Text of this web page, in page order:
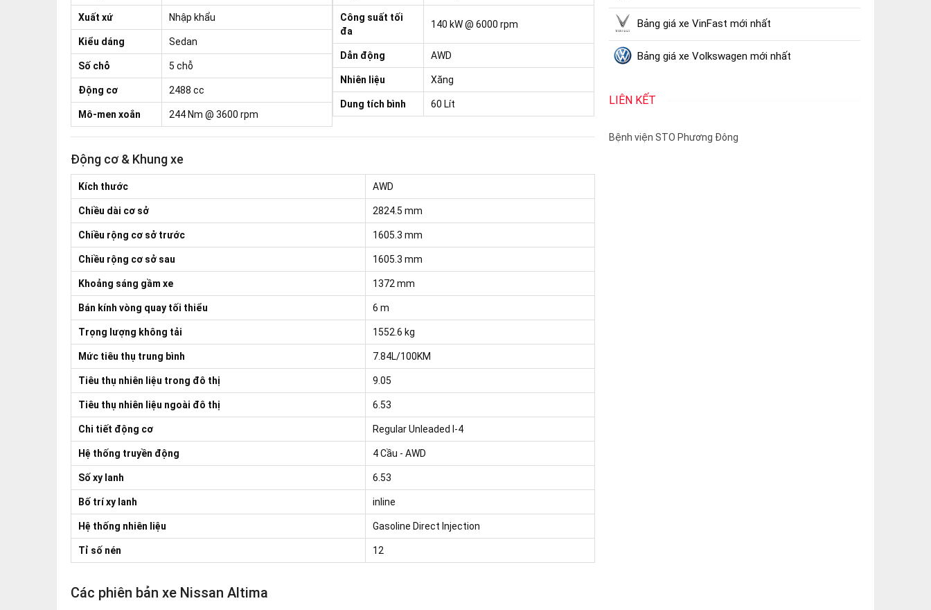
Xuất xứ Nhập khẩu
Kiểu dáng Sedan
Số chỗ 5 chỗ
Động cơ 2488 cc
Mô-men xoắn 244 Nm @ 3600 rpm
Công suất tối
đa
140 kW @ 6000 rpm
Dẫn động AWD
Nhiên liệu Xăng
Dung tích bình 60 Lít
Động cơ & Khung xe
Kích thước AWD
Chiều dài cơ sở 2824.5 mm
Chiều rộng cơ sở trước 1605.3 mm
Chiều rộng cơ sở sau 1605.3 mm
Khoảng sáng gầm xe 1372 mm
Bán kính vòng quay tối thiểu 6 m
Trọng lượng không tải 1552.6 kg
Mức tiêu thụ trung bình 7.84L/100KM
Tiêu thụ nhiên liệu trong đô thị 9.05
Tiêu thụ nhiên liệu ngoài đô thị 6.53
Chi tiết động cơ Regular Unleaded I-4
Hệ thống truyền động 4 Cầu - AWD
Số xy lanh 6.53
Bố trí xy lanh inline
Hệ thống nhiên liệu Gasoline Direct Injection
Tỉ số nén 12
Các phiên bản xe Nissan Altima
Bảng giá xe VinFast mới nhất
Bảng giá xe Volkswagen mới nhất
LIÊN KẾT
Bệnh viện STO Phương Đông